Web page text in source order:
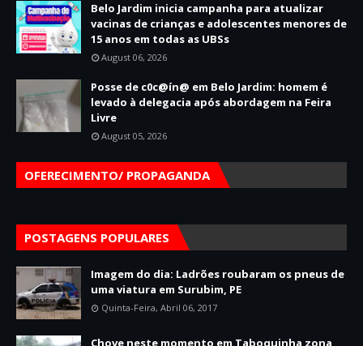
Belo Jardim inicia campanha para atualizar
vacinas de crianças e adolescentes menores de
15 anos em todas as UBSs
August 06, 2026
Posse de c0c@ín@ em Belo Jardim: homem é
levado à delegacia após abordagem na Feira
Livre
August 05, 2026
OFERECIMENTO/ PROPAGANDA
POSTAGENS POPULARES
Imagem do dia: Ladrões roubaram os pneus de
uma viatura em Surubim, PE
Quinta-Feira, Abril 06, 2017
Chove neste momento em Taboquinha zona